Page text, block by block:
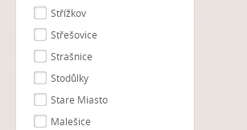
Střížkov
Střešovice
Strašnice
Stodůlky
Stare Miasto
Malešice